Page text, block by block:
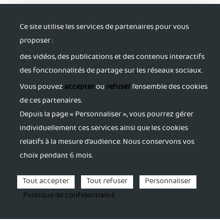
S'informer
Trouver du soutien
S'accorder du répit
S'activer pour sa santé
Se former
Ce site utilise les services de partenaires pour vous
proposer :
des vidéos, des publications et des contenus interactifs
des fonctionnalités de partage sur les réseaux sociaux.
Vous pouvezaccepterourefuserl’ensemble des cookies
de ces partenaires.
Depuis la page « Personnaliser », vous pourrez gérer
individuellement ces services ainsi que les cookies
relatifs à la mesure d’audience. Nous conservons vos
choix pendant 6 mois.
Tout accepter
Tout refuser
Personnaliser
Politique de confidentialité